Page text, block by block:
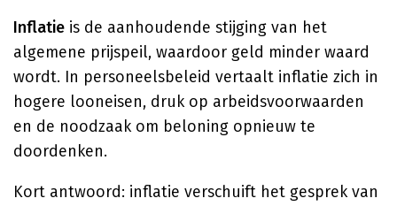
Inflatie is de aanhoudende stijging van het
algemene prijspeil, waardoor geld minder waard
wordt. In personeelsbeleid vertaalt inflatie zich in
hogere looneisen, druk op arbeidsvoorwaarden
en de noodzaak om beloning opnieuw te
doordenken.
Kort antwoord: inflatie verschuift het gesprek van